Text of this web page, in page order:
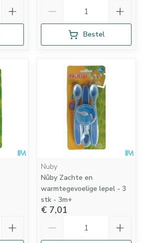
Bestel
Nuby
Nûby Zachte en
warmtegevoelige lepel - 3
stk - 3m+
€ 7,01